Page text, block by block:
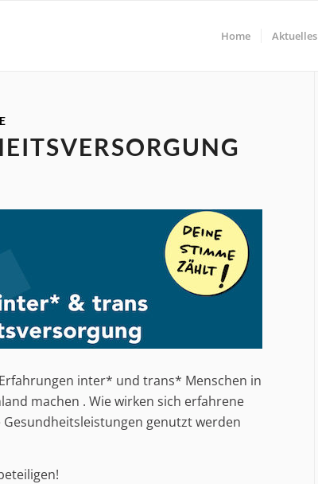
Home Aktuelles
inter* und trans* Menschen in
machen . Wie wirken sich erfahrene
genutzt werden